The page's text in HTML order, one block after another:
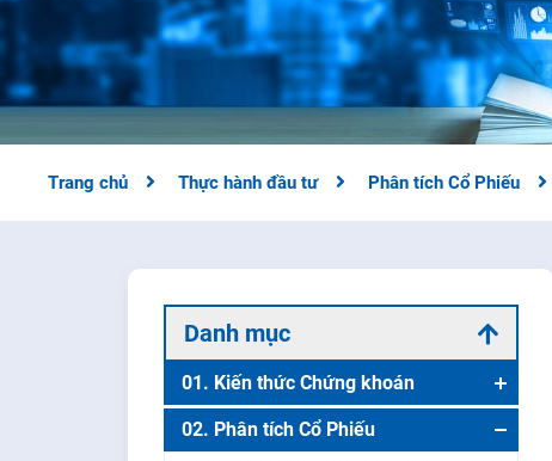
Trang chủ Thực hành đầu tư Phân tích Cổ Phiếu
Danh mục
01. Kiến thức Chứng khoán
Chứng khoán là gì ? Những điều cần biết
về Thị trường Chứng khoán
02. Phân tích Cổ Phiếu